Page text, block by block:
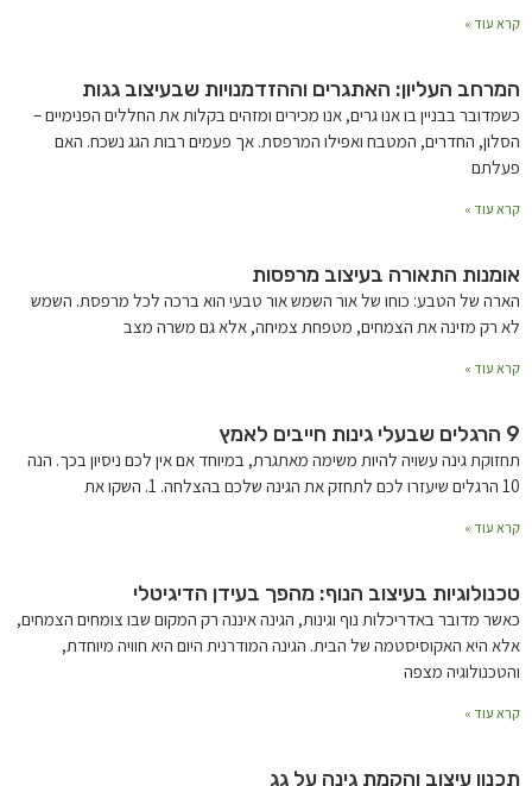
קרא עוד »
המרחב העליון: האתגרים וההזדמנויות שבעיצוב גגות
כשמדובר בבניין בו אנו גרים, אנו מכירים ומזהים בקלות את החללים הפנימיים –
הסלון, החדרים, המטבח ואפילו המרפסת. אך פעמים רבות הגג נשכח. האם
פעלתם
קרא עוד »
אומנות התאורה בעיצוב מרפסות
הארה של הטבע: כוחו של אור השמש אור טבעי הוא ברכה לכל מרפסת. השמש
לא רק מזינה את הצמחים, מטפחת צמיחה, אלא גם משרה מצב
קרא עוד »
9 הרגלים שבעלי גינות חייבים לאמץ
תחזוקת גינה עשויה להיות משימה מאתגרת, במיוחד אם אין לכם ניסיון בכך. הנה
10 הרגלים שיעזרו לכם לתחזק את הגינה שלכם בהצלחה. 1. השקו את
קרא עוד »
טכנולוגיות בעיצוב הנוף: מהפך בעידן הדיגיטלי
כאשר מדובר באדריכלות נוף וגינות, הגינה איננה רק המקום שבו צומחים הצמחים,
אלא היא האקוסיסטמה של הבית. הגינה המודרנית היום היא חוויה מיוחדת,
והטכנולוגיה מצפה
קרא עוד »
תכנון עיצוב והקמת גינה על גג